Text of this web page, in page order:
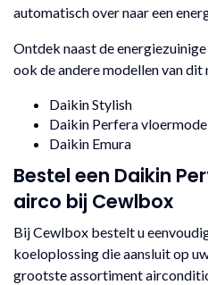
automatisch over naar een
Ontdek naast de
ook de andere modellen van dit
Daikin Stylish
Daikin Perfera
Daikin Emura
Bestel een Daikin
airco bij Cewlbox
Bij Cewlbox bestelt u
koeloplossing die aansluit op
grootste assortiment